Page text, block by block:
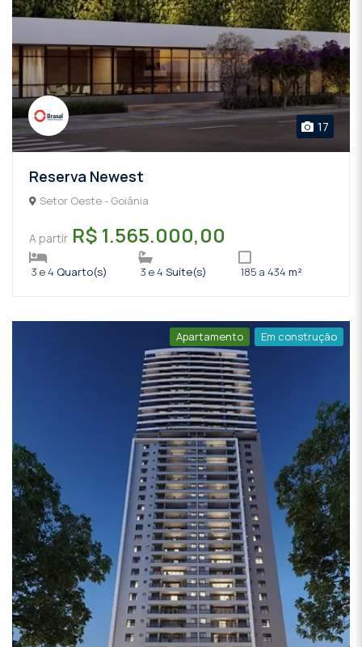
17
Reserva Newest
Setor Oeste - Goiânia
A partir R$ 1.565.000,00
3 e 4 Quarto(s) 3 e 4 Suíte(s) 185 a 434 m²
Apartamento Em construção